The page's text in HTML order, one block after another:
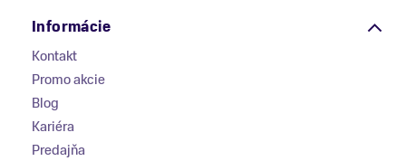
Informácie
Kontakt
Promo akcie
Blog
Kariéra
Predajňa